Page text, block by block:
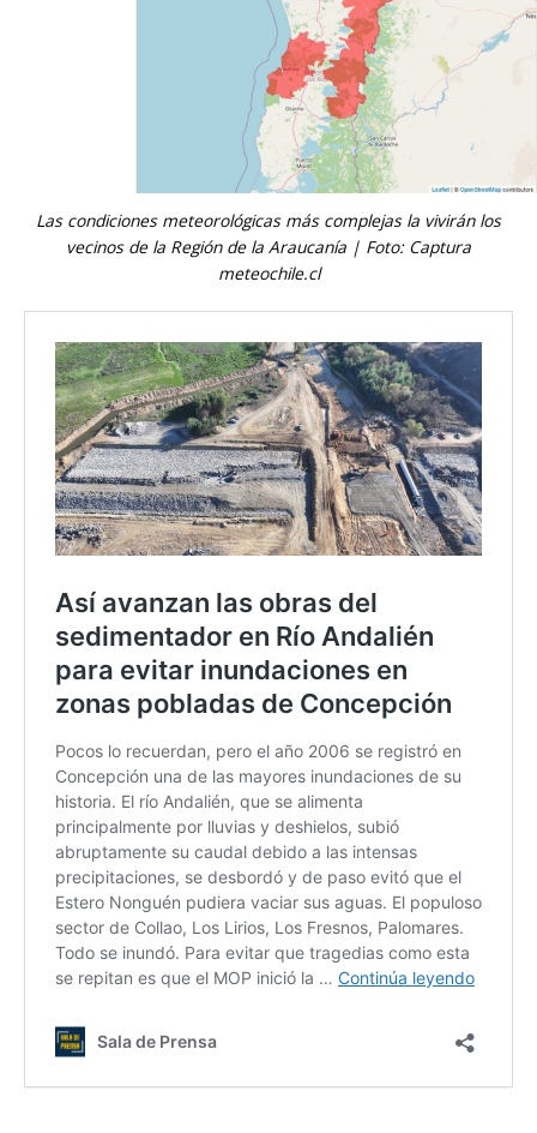
Las condiciones meteorológicas más complejas la vivirán los
vecinos de la Región de la Araucanía | Foto: Captura
meteochile.cl